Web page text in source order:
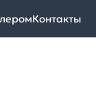
Контакты